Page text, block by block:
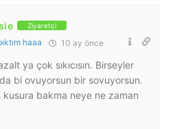
Ziyaretçi
haaa 10 ay önce
ya çok sıkıcısın. Birseyler
bi ovuyorsun bir sovuyorsun.
bakma neye ne zaman